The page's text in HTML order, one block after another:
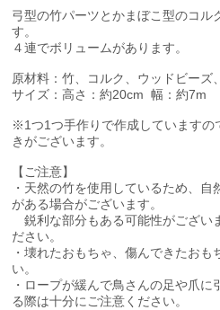
弓型の竹パーツとかまぼこ型のコル
す。
４連でボリュームがあります。
原材料：竹、コルク、ウッドビーズ
サイズ：高さ：約20cm 幅：約7m
※1つ1つ手作りで作成していますの
きがございます。
【ご注意】
・天然の竹を使用しているため、
がある場合がございます。
鋭利な部分もある可能性がござい
ださい。
・壊れたおもちゃ、傷んできたおも
い。
・ロープが緩んで鳥さんの足や爪
る際は十分にご注意ください。